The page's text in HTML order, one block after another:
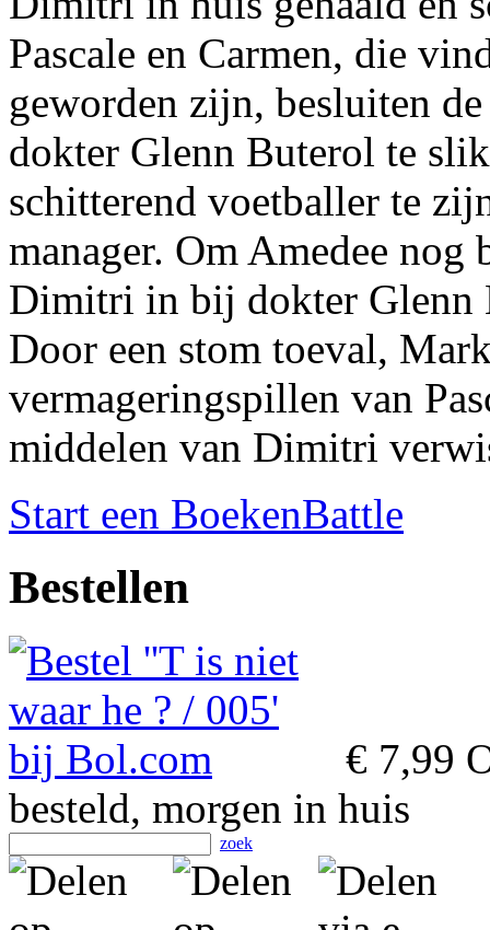
Pascale en Carmen, die
geworden zijn, besluiten
dokter Glenn Buterol te
schitterend voetballer te
manager. Om Amedee
Dimitri in bij dokter Glenn
Door een stom toeval,
vermageringspillen van
middelen van Dimitri
Start een BoekenBattle
Bestellen
€ 7,99
besteld, morgen in huis
zoek